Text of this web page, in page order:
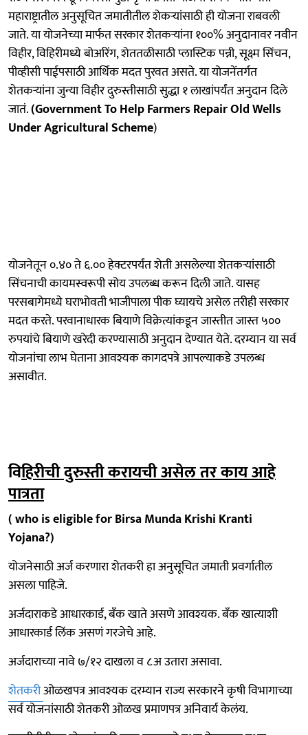
महाराष्ट्रातील अनुसूचित जमातीतील शेकऱ्यांसाठी ही योजना राबवली
जाते. या योजनेच्या मार्फत सरकार शेतकऱ्यांना १००% अनुदानावर नवीन
विहीर, विहिरीमध्ये बोअरिंग, शेततळीसाठी प्लास्टिक पन्नी, सूक्ष्म सिंचन,
पीव्हीसी पाईपसाठी आर्थिक मदत पुरवत असते. या योजनेंतर्गत
शेतकऱ्यांना जुन्या विहीर दुरुस्तीसाठी सुद्धा १ लाखांपर्यंत अनुदान दिले
जातं.(Government To Help Farmers Repair Old Wells
Under Agricultural Scheme)
योजनेतून ०.४० ते ६.०० हेक्टरपर्यंत शेती असलेल्या शेतकऱ्यांसाठी
सिंचनाची कायमस्वरूपी सोय उपलब्ध करून दिली जाते. यासह
परसबागेमध्ये घराभोवती भाजीपाला पीक घ्यायचे असेल तरीही सरकार
मदत करते. परवानाधारक बियाणे विक्रेत्यांकडून जास्तीत जास्त ५००
रुपयांचे बियाणे खरेदी करण्यासाठी अनुदान देण्यात येते. दरम्यान या सर्व
योजनांचा लाभ घेताना आवश्यक कागदपत्रे आपल्याकडे उपलब्ध
असावीत.
विहिरीची दुरुस्ती करायची असेल तर काय आहे
पात्रता
( who is eligible for Birsa Munda Krishi Kranti
Yojana?)
योजनेसाठी अर्ज करणारा शेतकरी हा अनुसूचित जमाती प्रवर्गातील
असला पाहिजे.
अर्जदाराकडे आधारकार्ड, बँक खाते असणे आवश्यक. बँक खात्याशी
आधारकार्ड लिंक असणं गरजेचे आहे.
अर्जदाराच्या नावे ७/१२ दाखला व ८अ उतारा असावा.
शेतकरीओळखपत्र आवश्यक दरम्यान राज्य सरकारने कृषी विभागाच्या
सर्व योजनांसाठी शेतकरी ओळख प्रमाणपत्र अनिवार्य केलंय.